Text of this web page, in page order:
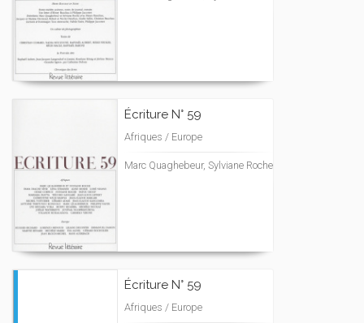
Écriture N° 59
Afriques / Europe
Marc Quaghebeur, Sylviane Roche
Écriture N° 59
Afriques / Europe